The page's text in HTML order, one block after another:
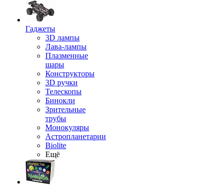
Гаджеты
3D лампы
Лава-лампы
Плазменные
шары
Конструкторы
3D ручки
Телескопы
Бинокли
Зрительные
трубы
Монокуляры
Астропланетарии
Biolite
Ещё